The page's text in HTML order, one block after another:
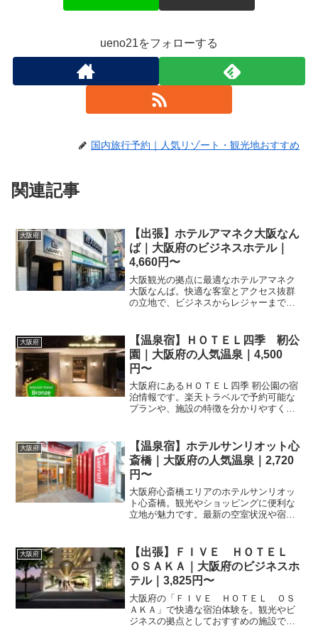
ueno21をフォローする
国内旅行予約｜人気リゾート・観光地おすすめ
関連記事
大阪府
【出張】ホテルアマネク大阪なん
ば｜大阪府のビジネスホテル｜
4,660円〜
大阪観光の拠点に最適なホテルアマネク
大阪なんば。快適な客室とアクセス抜群
の立地で、ビジネスからレジャーまで幅
て、大阪旅行を楽しみましょう。
大阪府
【温泉宿】ＨＯＴＥＬ四季 靭公
園｜大阪府の人気温泉｜4,500
円〜
大阪府にあるＨＯＴＥＬ四季 靭公園の宿
泊情報です。楽天トラベルで予約可能な
プランや、施設の特徴を分かりやすくま
ージをご覧ください。
大阪府
【温泉宿】ホテルサンリオット心
斎橋｜大阪府の人気温泉｜2,720
円〜
大阪府心斎橋エリアのホテルサンリオッ
ト心斎橋。観光やショッピングに便利な
立地が魅力です。最新の空室状況や宿泊
討ください。
大阪府
【出張】ＦＩＶＥ ＨＯＴＥＬ
ＯＳＡＫＡ｜大阪府のビジネスホ
テル｜3,825円〜
大阪府の「ＦＩＶＥ ＨＯＴＥＬ ＯＳ
ＡＫＡ」で快適な宿泊体験を。観光やビ
ジネスの拠点としておすすめの施設で